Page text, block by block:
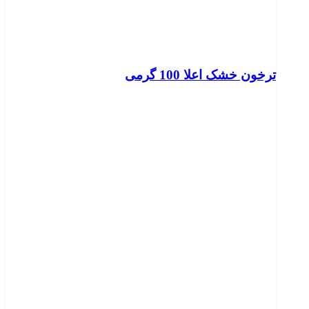
ترخون خشک اعلا 100 گرمی